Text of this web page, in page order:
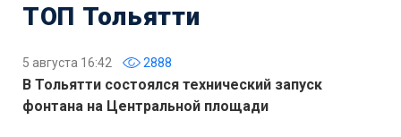
ТОП Тольятти
5 августа 16:42 2888
В Тольятти состоялся технический запуск
фонтана на Центральной площади